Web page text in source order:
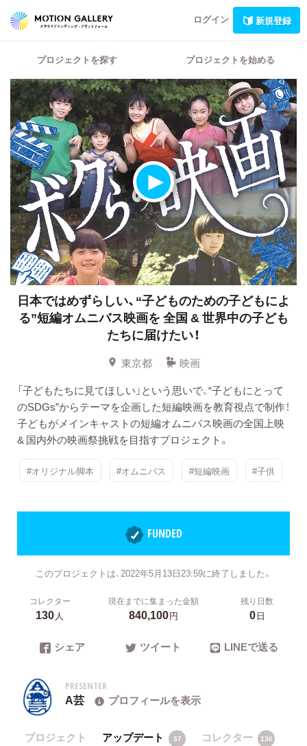
ログイン 新規登録
プロジェクトを探す プロジェクトを始める
日本ではめずらしい、“子どものための子どもによ
る”短編オムニバス映画を全国 & 世界中の子ども
たちに届けたい！
東京都
映画
「子どもたちに見てほしい」という思いで、“子どもにとって
のSDGs”からテーマを企画した短編映画を教育視点で制作！
子どもがメインキャストの短編オムニバス映画の全国上映
& 国内外の映画祭挑戦を目指すプロジェクト。
#オリジナル脚本 #オムニバス #短編映画 #子供
FUNDED
このプロジェクトは、2022年5月13日23:59に終了しました。
コレクター
130人
現在までに集まった金額
840,100円
残り日数
0日
シェア ツイート LINEで送る
PRESENTER
A芸 プロフィールを表示
プロジェクト アップデート 37 コレクター 130